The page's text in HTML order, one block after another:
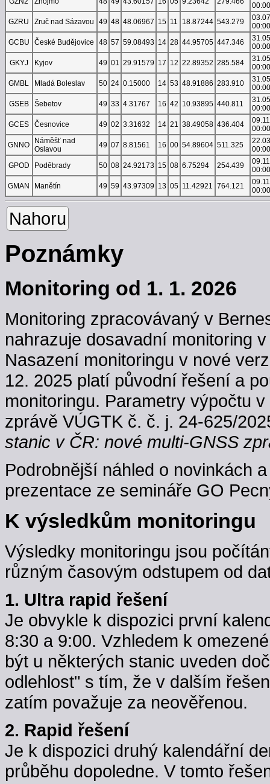
00:00
GZRU
Zruč nad Sázavou 49 48 48.06967 15 11 18.87244 543.279
00:00
GCBU
České Budějovice 48 57 59.08493 14 28 44.95705 447.346
00:00
GKYJ
Kyjov 49 01 29.91579 17 12 22.89352 285.584
00:00
GMBL
Mladá Boleslav 50 24 0.15000 14 53 48.91886 283.910
00:00
GSEB
Šebetov 49 33 4.31767 16 42 10.93895 440.811
00:00
GCES
Česnovice 49 02 3.31632 14 21 38.49058 436.404
00:00
GNNO
Náměšť nad
Oslavou
49 07 8.81561 16 00 54.89604 511.325
00:00
GPOD
Poděbrady 50 08 24.92173 15 08 6.75294 254.439
00:00
GMAN
Manětín 49 59 43.97309 13 05 11.42921 764.121
00:00
Nahoru
Poznámky
Monitoring od 1. 1. 2026
Monitoring zpracovávaný v
nahrazuje dosavadní monitoring
Nasazení monitoringu v nové
12. 2025 platí původní řešení a
monitoringu. Parametry výpočtu
zprávě VÚGTK č. č. j. 24-625/
stanic v ČR: nové multi-GNSS
Podrobnější náhled o novinkách
prezentace ze semináře GO
K výsledkům monitoringu
Výsledky monitoringu jsou
různým časovým odstupem od
1. Ultra rapid řešení
Je obvykle k dispozici první
8:30 a 9:00. Vzhledem k
být u některých stanic uveden
odlehlost" s tím, že v dalším
zatím považuje za neověřenou.
2. Rapid řešení
Je k dispozici druhý kalendářní
průběhu dopoledne. V tomto